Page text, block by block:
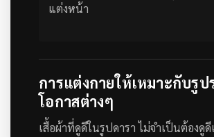
แต่งหน้า
การแต่งกายให้เหมาะกับรูป
โอกาสต่างๆ
เสื้อผ้าที่ดูดีในรูปดารา ไม่จำเป็นต้องดูดี